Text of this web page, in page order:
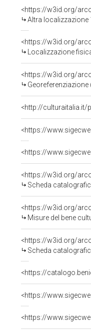
<https://w3id.org/
Altra localizzazione
<https://w3id.org/
Localizzazione
<https://w3id.org/
<http://culturaitalia.it/
<https://
<https://
<https://w3id.org/
Scheda
<https://w3id.org/
Misure del bene
<https://w3id.org/
Scheda
<https://
<https://
<https://